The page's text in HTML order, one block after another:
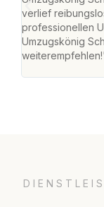
verlief
professionellen
Umzugskönig